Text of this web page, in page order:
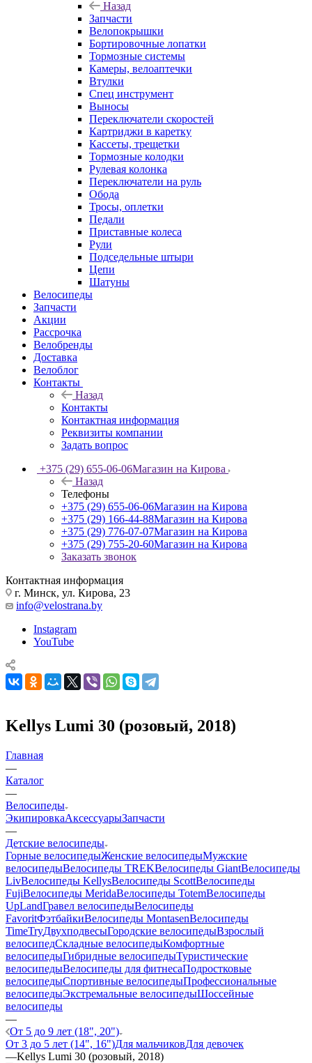
Назад
Запчасти
Велопокрышки
Бортировочные лопатки
Тормозные системы
Камеры, велоаптечки
Втулки
Спец инструмент
Выносы
Переключатели скоростей
Картриджи в каретку
Кассеты, трещетки
Тормозные колодки
Рулевая колонка
Переключатели на руль
Обода
Тросы, оплетки
Педали
Приставные колеса
Рули
Подседельные штыри
Цепи
Шатуны
Велосипеды
Запчасти
Акции
Рассрочка
Велобренды
Доставка
Велоблог
Контакты
Назад
Контакты
Контактная информация
Реквизиты компании
Задать вопрос
+375 (29) 655-06-06Магазин на Кирова
Назад
Телефоны
+375 (29) 655-06-06Магазин на Кирова
+375 (29) 166-44-88Магазин на Кирова
+375 (29) 776-07-07Магазин на Кирова
+375 (29) 755-20-60Магазин на Кирова
Заказать звонок
Контактная информация
г. Минск, ул. Кирова, 23
info@velostrana.by
Instagram
YouTube
Kellys Lumi 30 (розовый, 2018)
Главная
—
Каталог
—
Велосипеды
ЭкипировкаАксессуарыЗапчасти
—
Детские велосипеды
Горные велосипедыЖенские велосипедыМужские
велосипедыВелосипеды TREKВелосипеды GiantВелосипеды
LivВелосипеды KellysВелосипеды ScottВелосипеды
FujiВелосипеды MeridaВелосипеды TotemВелосипеды
UpLandГравел велосипедыВелосипеды
FavoritФэтбайкиВелосипеды MontasenВелосипеды
TimeTryДвухподвесыГородские велосипедыВзрослый
велосипедСкладные велосипедыКомфортные
велосипедыГибридные велосипедыТуристические
велосипедыВелосипеды для фитнесаПодростковые
велосипедыСпортивные велосипедыПрофессиональные
велосипедыЭкстремальные велосипедыШоссейные
велосипеды
—
От 5 до 9 лет (18", 20")
От 3 до 5 лет (14", 16")Для мальчиковДля девочек
—Kellys Lumi 30 (розовый, 2018)